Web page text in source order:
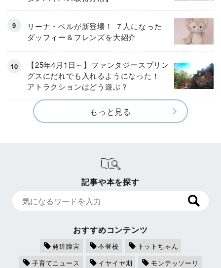
リーナ・ベルが新登場！ ７人になった
ダッフィー＆フレンズを大紹介
【25年4月1日～】ファンタジースプリン
グスにだれでも入れるようになった！
アトラクションはどう遊ぶ？
もっと見る
記事や本を探す
おすすめコンテンツ
発達障害 不登校
トットちゃん
子育てニュース
イヤイヤ期
モンテッソーリ